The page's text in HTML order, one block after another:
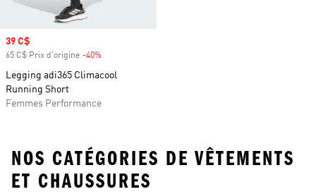
Prix soldé
39 C$
65 C$ Prix d'origine -40%
Legging adi365 Climacool
Running Short
Femmes Performance
NOS CATÉGORIES DE VÊTEMENTS
ET CHAUSSURES